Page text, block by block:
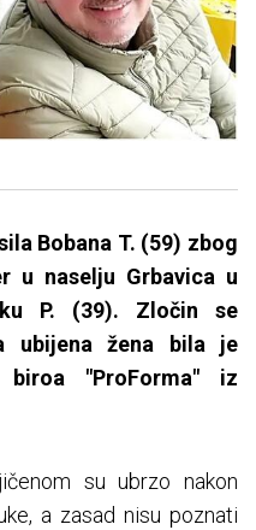
Bobana T. (59) zbog
u naselju Grbavica u
P. (39). Zločin se
ubijena žena bila je
biroa "ProForma" iz
su ubrzo nakon
a zasad nisu poznati